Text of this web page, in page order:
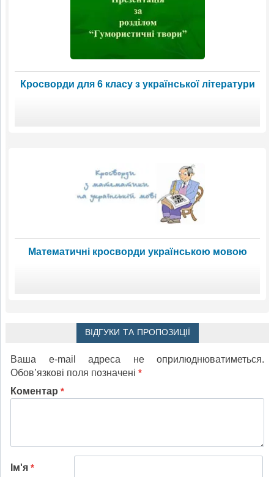
Кросворди для 6 класу з української літератури
Математичні кросворди українською мовою
ВІДГУКИ ТА ПРОПОЗИЦІЇ
Ваша e-mail адреса не оприлюднюватиметься.
Обов’язкові поля позначені *
Коментар *
Ім'я *